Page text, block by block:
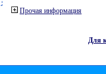
Прочая информация
Для